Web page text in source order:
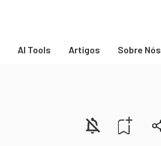
AI Tools Artigos Sobre Nós